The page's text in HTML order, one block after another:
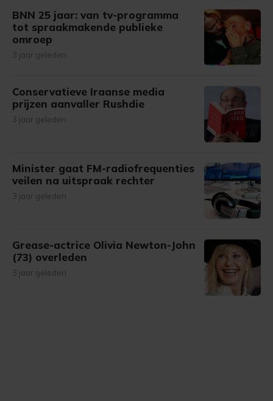
BNN 25 jaar: van tv-programma
tot spraakmakende publieke
omroep
3 jaar geleden
Conservatieve Iraanse media
prijzen aanvaller Rushdie
3 jaar geleden
Minister gaat FM-radiofrequenties
veilen na uitspraak rechter
3 jaar geleden
Grease-actrice Olivia Newton-John
(73) overleden
3 jaar geleden